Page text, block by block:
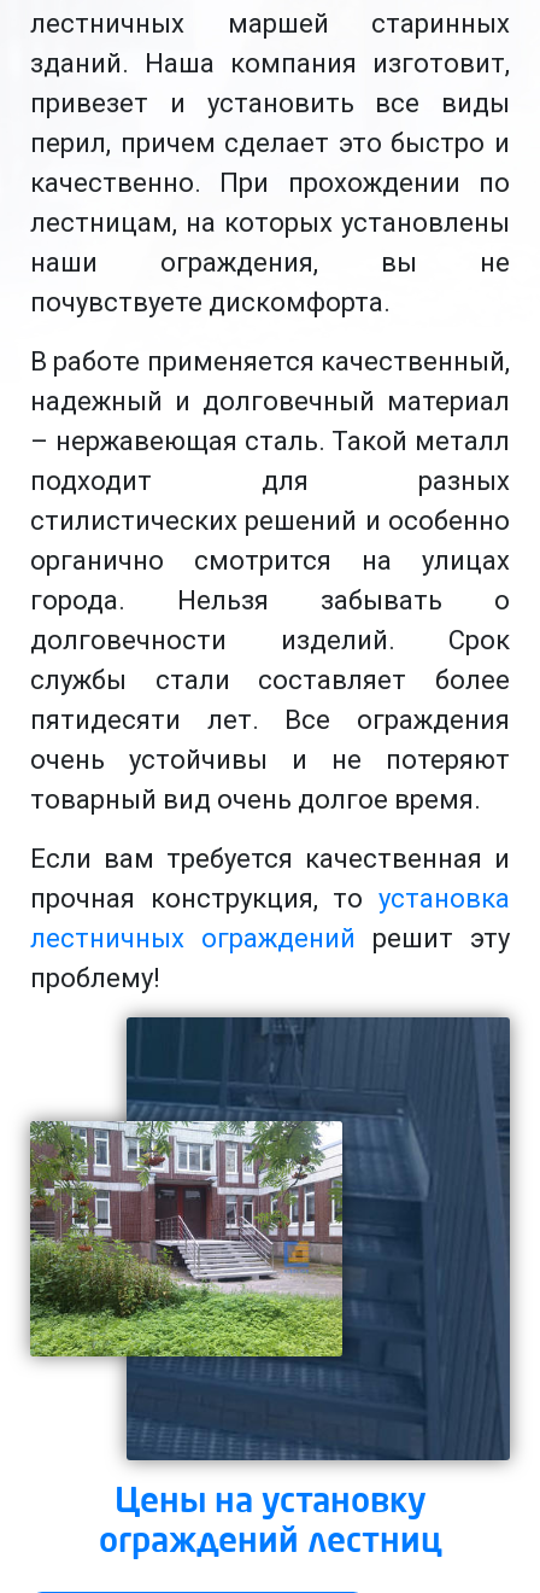
лестничных маршей старинных
зданий. Наша компания изготовит,
привезет и установить все виды
перил, причем сделает это быстро и
качественно. При прохождении по
лестницам, на которых установлены
наши ограждения, вы не
почувствуете дискомфорта.
В работе применяется качественный,
надежный и долговечный материал
– нержавеющая сталь. Такой металл
подходит для разных
стилистических решений и особенно
органично смотрится на улицах
города. Нельзя забывать о
долговечности изделий. Срок
службы стали составляет более
пятидесяти лет. Все ограждения
очень устойчивы и не потеряют
товарный вид очень долгое время.
Если вам требуется качественная и
прочная конструкция, то установка
лестничных ограждений решит эту
проблему!
Цены на установку
ограждений лестниц